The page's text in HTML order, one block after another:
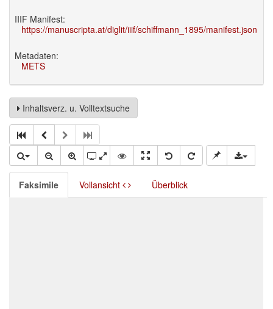
IIIF Manifest:
https://manuscripta.at/diglit/iiif/schiffmann_1895/manifest.json
Metadaten:
METS
Inhaltsverz. u. Volltextsuche
Faksimile Vollansicht Überblick